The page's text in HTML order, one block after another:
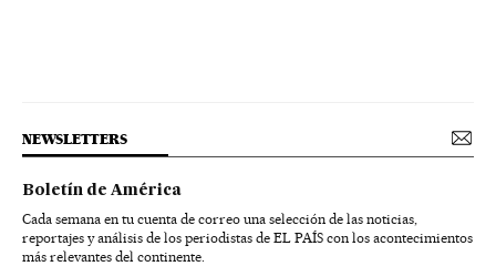
NEWSLETTERS
Boletín de América
Cada semana en tu cuenta de correo una selección de las noticias,
reportajes y análisis de los periodistas de EL PAÍS con los acontecimientos
más relevantes del continente.